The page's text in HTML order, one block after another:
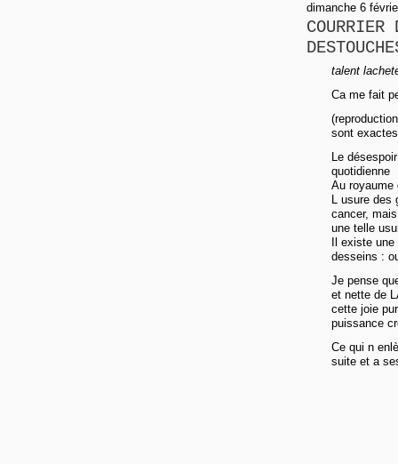
dimanche 6
talent
Ca me fait
sont
Le
quotidienne
Au royaume
L usure des
cancer,
une telle
Il existe
desseins :
Je pense
et nette de
cette joie
puissance
Ce qui n
suite et a